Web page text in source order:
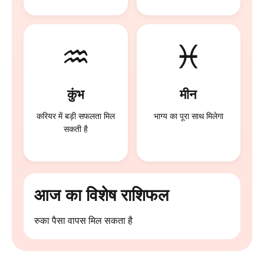
♒
कुंभ
करियर में बड़ी सफलता मिल
सकती है
♓
मीन
भाग्य का पूरा साथ मिलेगा
आज का विशेष राशिफल
रुका पैसा वापस मिल सकता है